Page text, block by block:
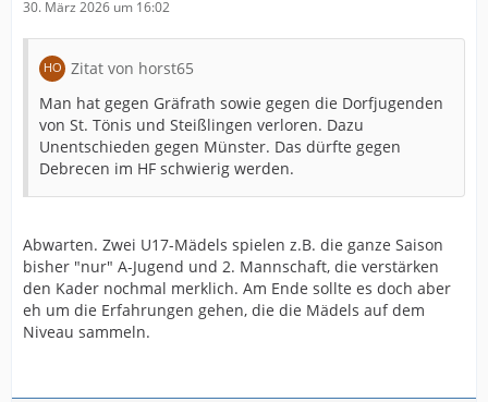
30. März 2026 um 16:02
Zitat von horst65
Man hat gegen Gräfrath sowie gegen die Dorfjugenden
von St. Tönis und Steißlingen verloren. Dazu
Unentschieden gegen Münster. Das dürfte gegen
Debrecen im HF schwierig werden.
Abwarten. Zwei U17-Mädels spielen z.B. die ganze Saison
bisher "nur" A-Jugend und 2. Mannschaft, die verstärken
den Kader nochmal merklich. Am Ende sollte es doch aber
eh um die Erfahrungen gehen, die die Mädels auf dem
Niveau sammeln.